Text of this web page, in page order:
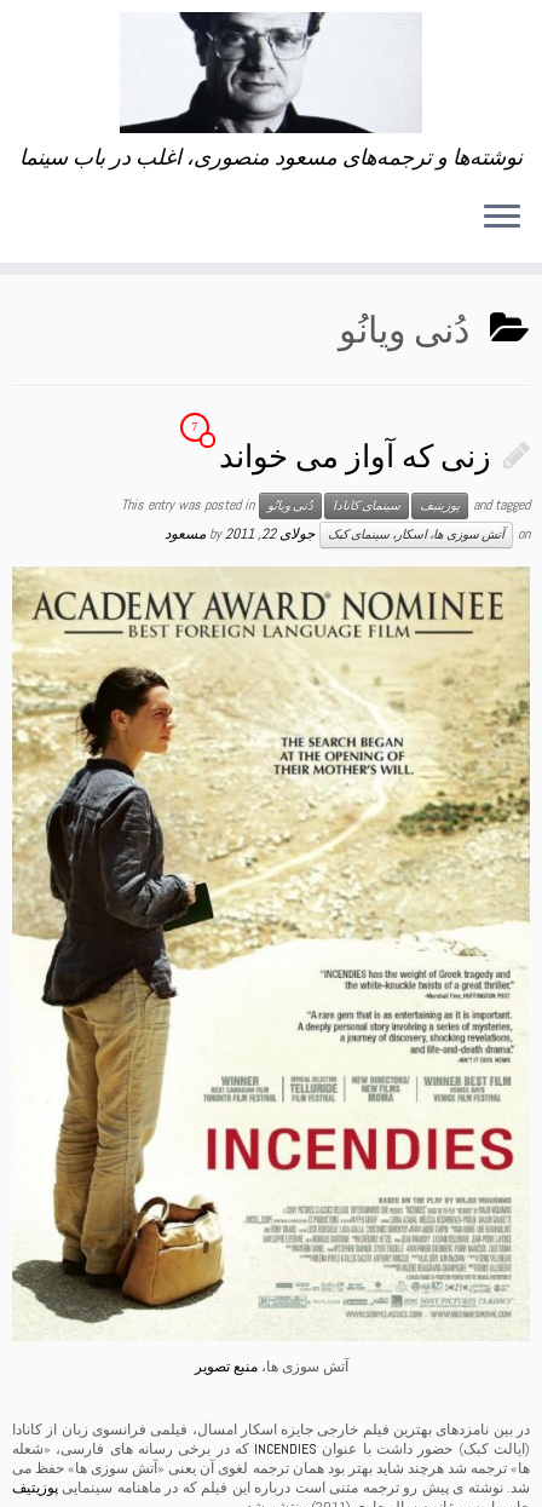
نوشته‌ها و ترجمه‌های مسعود منصوری، اغلب در باب سینما
دُنی ویانُو
زنی که آواز می خواند
7
This entry was posted in دُنی ویانُو سینمای کانادا پوزیتیف and tagged
آتش سوزی ها، اسکار، سینمای کبک on جولای 22, 2011 by مسعود
آتش سوزی ها،منبع تصویر
در بین نامزدهای بهترین فیلم خارجی جایزه اسکار امسال، فیلمی فرانسوی زبان از کانادا
(ایالت کبک) حضور داشت با عنوان INCENDIES که در برخی رسانه های فارسی، «شعله
ها» ترجمه شد هرچند شاید بهتر بود همان ترجمه لغوی آن یعنی «آتش سوزی ها» حفظ می
شد. نوشته ی پیش رو ترجمه متنی است درباره این فیلم که در ماهنامه سینماییپوزیتیف